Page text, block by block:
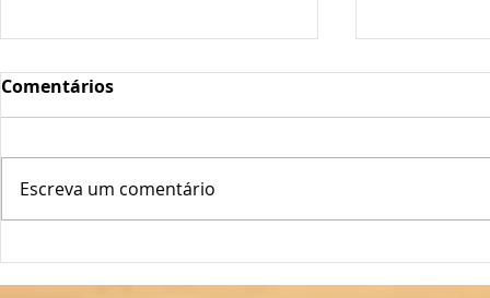
Oscilações Térmicas
Podem "Abrir a Porta" ao
Plantas
Longe!
Comentários
Escreva um comentário